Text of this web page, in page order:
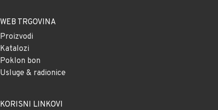
WEB TRGOVINA
Proizvodi
Katalozi
Poklon bon
Usluge & radionice
KORISNI LINKOVI